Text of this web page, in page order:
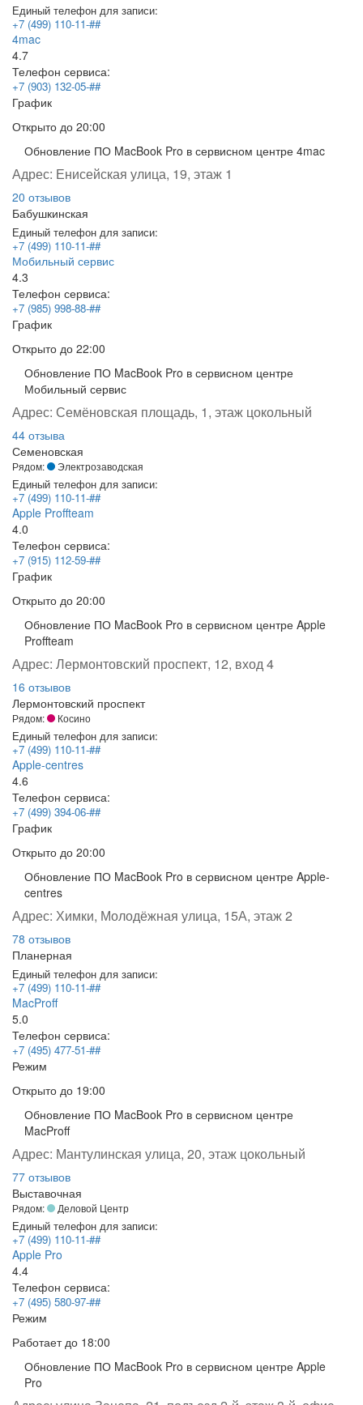
Единый телефон для записи:
+7 (499) 110-11-##
4mac
4.7
Телефон сервиса:
+7 (903) 132-05-##
График
Открыто до 20:00
Обновление ПО MacBook Pro в сервисном центре 4mac
Адрес: Енисейская улица, 19, этаж 1
20 отзывов
Бабушкинская
Единый телефон для записи:
+7 (499) 110-11-##
Мобильный сервис
4.3
Телефон сервиса:
+7 (985) 998-88-##
График
Открыто до 22:00
Обновление ПО MacBook Pro в сервисном центре
Мобильный сервис
Адрес: Семёновская площадь, 1, этаж цокольный
44 отзыва
Семеновская
Рядом: Электрозаводская
Единый телефон для записи:
+7 (499) 110-11-##
Apple Proffteam
4.0
Телефон сервиса:
+7 (915) 112-59-##
График
Открыто до 20:00
Обновление ПО MacBook Pro в сервисном центре Apple
Proffteam
Адрес: Лермонтовский проспект, 12, вход 4
16 отзывов
Лермонтовский проспект
Рядом: Косино
Единый телефон для записи:
+7 (499) 110-11-##
Apple-centres
4.6
Телефон сервиса:
+7 (499) 394-06-##
График
Открыто до 20:00
Обновление ПО MacBook Pro в сервисном центре Apple-
centres
Адрес: Химки, Молодёжная улица, 15А, этаж 2
78 отзывов
Планерная
Единый телефон для записи:
+7 (499) 110-11-##
MacProff
5.0
Телефон сервиса:
+7 (495) 477-51-##
Режим
Открыто до 19:00
Обновление ПО MacBook Pro в сервисном центре
MacProff
Адрес: Мантулинская улица, 20, этаж цокольный
77 отзывов
Выставочная
Рядом: Деловой Центр
Единый телефон для записи:
+7 (499) 110-11-##
Apple Pro
4.4
Телефон сервиса:
+7 (495) 580-97-##
Режим
Работаетдо 18:00
Обновление ПО MacBook Pro в сервисном центре Apple
Pro